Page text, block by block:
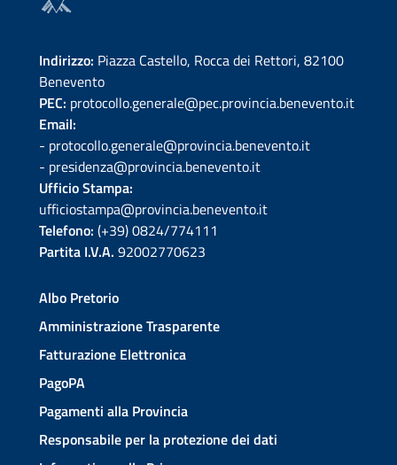
Indirizzo: Piazza Castello, Rocca dei Rettori, 82100
Benevento
PEC: protocollo.generale@pec.provincia.benevento.it
Email:
- protocollo.generale@provincia.benevento.it
- presidenza@provincia.benevento.it
Ufficio Stampa:
ufficiostampa@provincia.benevento.it
Telefono: (+39) 0824/774111
Partita I.V.A. 92002770623
Albo Pretorio
Amministrazione Trasparente
Fatturazione Elettronica
PagoPA
Pagamenti alla Provincia
Responsabile per la protezione dei dati